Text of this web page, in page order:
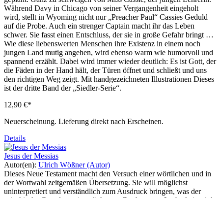
Während Davy in Chicago von seiner Vergangenheit eingeholt
wird, stellt in Wyoming nicht nur „Preacher Paul“ Cassies Geduld
auf die Probe. Auch ein strenger Captain macht ihr das Leben
schwer. Sie fasst einen Entschluss, der sie in große Gefahr bringt …
Wie diese liebenswerten Menschen ihre Existenz in einem noch
jungen Land mutig angehen, wird ebenso warm wie humorvoll und
spannend erzählt. Dabei wird immer wieder deutlich: Es ist Gott, der
die Fäden in der Hand hält, der Türen öffnet und schließt und uns
den richtigen Weg zeigt. Mit handgezeichneten Illustrationen Dieses
ist der dritte Band der „Siedler-Serie“.
12,90 €*
Neuerscheinung. Lieferung direkt nach Erscheinen.
Details
Jesus der Messias
Autor(en): Ulrich Wößner (Autor)
Dieses Neue Testament macht den Versuch einer wörtlichen und in
der Wortwahl zeitgemäßen Übersetzung. Sie will möglichst
uninterpretiert und verständlich zum Ausdruck bringen, was der